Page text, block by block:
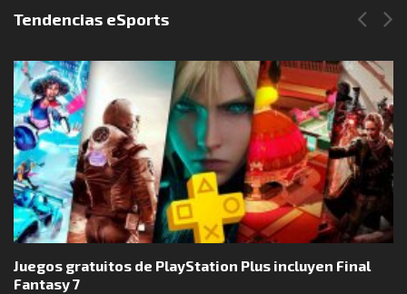
Tendencias eSports
Juegos gratuitos de PlayStation Plus incluyen Final
Fantasy 7